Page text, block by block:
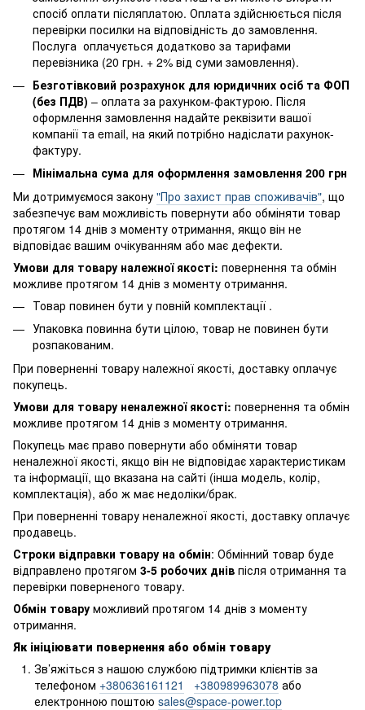
спосіб оплати післяплатою. Оплата здійснюється після
перевірки посилки на відповідність до замовлення.
Послуга оплачується додатково за тарифами
перевізника (20 грн. + 2% від суми замовлення).
Безготівковий розрахунок для юридичних осіб та ФОП
(без ПДВ) – оплата за рахунком-фактурою. Після
оформлення замовлення надайте реквізити вашої
компанії та email, на який потрібно надіслати рахунок-
фактуру.
Мінімальна сума для оформлення замовлення 200 грн
Ми дотримуємося закону "Про захист прав споживачів", що
забезпечує вам можливість повернути або обміняти товар
протягом 14 днів з моменту отримання, якщо він не
відповідає вашим очікуванням або має дефекти.
Умови для товару належної якості: повернення та обмін
можливе протягом 14 днів з моменту отримання.
Товар повинен бути у повній комплектації .
Упаковка повинна бути цілою, товар не повинен бути
розпакованим.
При поверненні товару належної якості, доставку оплачує
покупець.
Умови для товару неналежної якості: повернення та обмін
можливе протягом 14 днів з моменту отримання.
Покупець має право повернути або обміняти товар
неналежної якості, якщо він не відповідає характеристикам
та інформації, що вказана на сайті (інша модель, колір,
комплектація), або ж має недоліки/брак.
При поверненні товару неналежної якості, доставку оплачує
продавець.
Строки відправки товару на обмін: Обмінний товар буде
відправлено протягом 3-5 робочих днів після отримання та
перевірки поверненого товару.
Обмін товару можливий протягом 14 днів з моменту
отримання.
Як ініціювати повернення або обмін товару
Зв’яжіться з нашою службою підтримки клієнтів за
телефоном +380636161121 +380989963078 або
електронною поштою sales@space-power.top